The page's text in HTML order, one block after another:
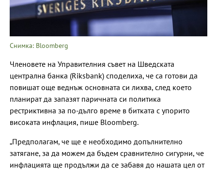
Снимка: Bloomberg
Членовете на Управителния съвет на Шведската
централна банка (Riksbank) споделиха, че са готови да
повишат още веднъж основната си лихва, след което
планират да запазят паричната си политика
рестриктивна за по-дълго време в битката с упорито
високата инфлация, пише Bloomberg.
„Предполагам, че ще е необходимо допълнително
затягане, за да можем да бъдем сравнително сигурни, че
инфлацията ще продължи да се забавя до нашата цел от